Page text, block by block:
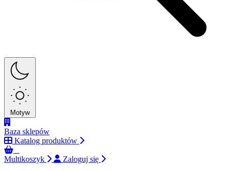
Motyw
Baza sklepów
Katalog produktów
Multikoszyk
Zaloguj się